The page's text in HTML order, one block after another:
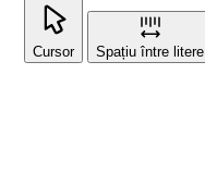
Cursor Spațiu între litere